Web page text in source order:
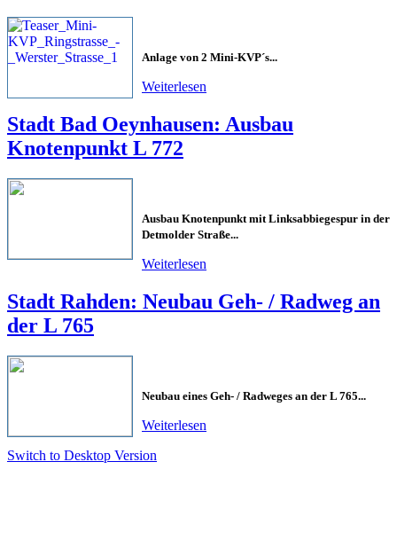
Anlage von 2 Mini-KVP´s...
Weiterlesen
Stadt Bad Oeynhausen: Ausbau
Knotenpunkt L 772
Ausbau Knotenpunkt mit Linksabbiegespur in der
Detmolder Straße...
Weiterlesen
Stadt Rahden: Neubau Geh- / Radweg an
der L 765
Neubau eines Geh- / Radweges an der L 765...
Weiterlesen
Switch to Desktop Version